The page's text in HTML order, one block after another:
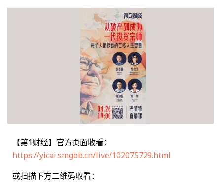
【第1财经】官方页面收看：
https://yicai.smgbb.cn/live/102075729.html
或扫描下方二维码收看：